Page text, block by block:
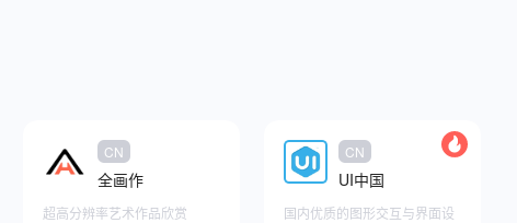
CN
全画作
超高分辨率艺术作品欣赏
CN
UI中国
国内优质的图形交互与界面设